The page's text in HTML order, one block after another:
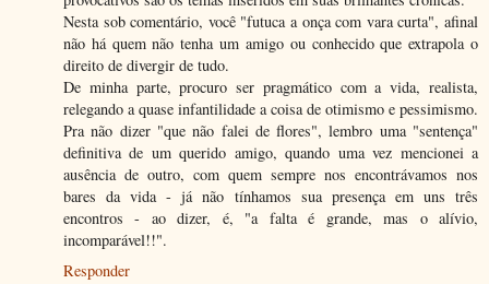
Nesta sob comentário, você "futuca a onça com vara curta", afinal
não há quem não tenha um amigo ou conhecido que extrapola o
direito de divergir de tudo.
De minha parte, procuro ser pragmático com a vida, realista,
relegando a quase infantilidade a coisa de otimismo e pessimismo.
Pra não dizer "que não falei de flores", lembro uma "sentença"
definitiva de um querido amigo, quando uma vez mencionei a
ausência de outro, com quem sempre nos encontrávamos nos
bares da vida - já não tínhamos sua presença em uns três
encontros - ao dizer, é, "a falta é grande, mas o alívio,
incomparável!!".
Responder